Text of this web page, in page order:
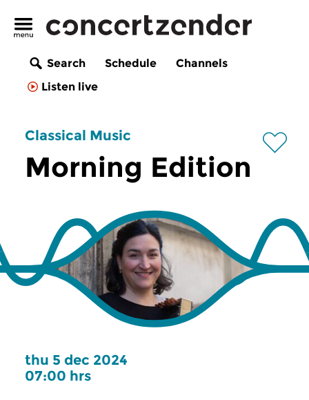
Search Schedule
Channels
Listen live
Classical Music
Morning Edition
thu 5 dec 2024
07:00 hrs